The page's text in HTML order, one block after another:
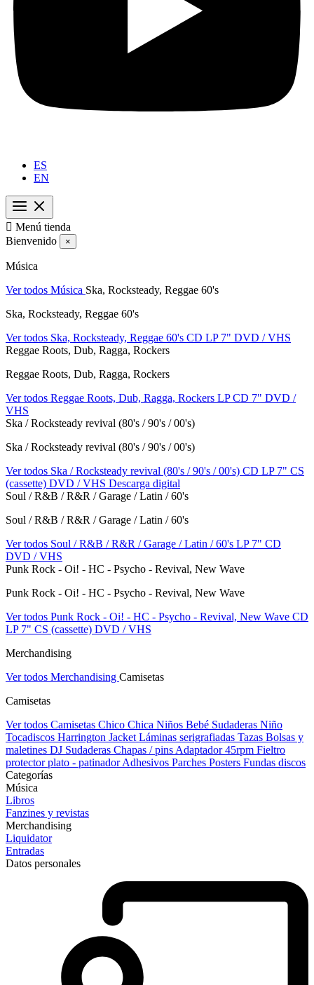
ES
EN
 Menú tienda
Bienvenido
×
Música
Ver todos Música Ska, Rocksteady, Reggae 60's
Ska, Rocksteady, Reggae 60's
Ver todos Ska, Rocksteady, Reggae 60's CD LP 7" DVD / VHS
Reggae Roots, Dub, Ragga, Rockers
Reggae Roots, Dub, Ragga, Rockers
Ver todos Reggae Roots, Dub, Ragga, Rockers LPCD 7" DVD /
VHS
Ska / Rocksteady revival (80's / 90's / 00's)
Ska / Rocksteady revival (80's / 90's / 00's)
Ver todos Ska / Rocksteady revival (80's / 90's / 00's) CD LP 7" CS
(cassette) DVD / VHS Descarga digital
Soul / R&B / R&R / Garage / Latin / 60's
Soul / R&B / R&R / Garage / Latin / 60's
Ver todos Soul / R&B / R&R / Garage / Latin / 60's LP 7" CD
DVD / VHS
Punk Rock - Oi! - HC - Psycho - Revival, New Wave
Punk Rock - Oi! - HC - Psycho - Revival, New Wave
Ver todos Punk Rock - Oi! - HC - Psycho - Revival, New Wave CD
LP 7" CS (cassette) DVD / VHS
Merchandising
Ver todos Merchandising Camisetas
Camisetas
Ver todos Camisetas Chico Chica Niños Bebé Sudaderas Niño
Tocadiscos Harrington Jacket Láminas serigrafiadas Tazas Bolsas y
maletines DJ Sudaderas Chapas / pins Adaptador 45rpm Fieltro
protector plato - patinadorAdhesivos Parches Posters Fundas discos
Categorías
Música
Libros
Fanzines y revistas
Merchandising
Liquidator
Entradas
Datos personales